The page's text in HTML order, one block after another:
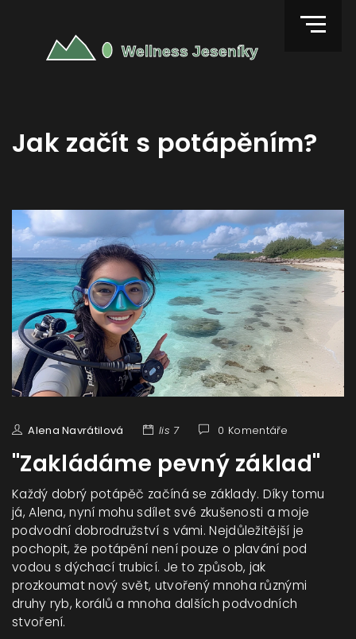
Jak začít s potápěním?
Alena Navrátilová lis 7 0 Komentáře
"Zakládáme pevný základ"
Každý dobrý potápěč začíná se základy. Díky tomu
já, Alena, nyní mohu sdílet své zkušenosti a moje
podvodní dobrodružství s vámi. Nejdůležitější je
pochopit, že potápění není pouze o plavání pod
vodou s dýchací trubicí. Je to způsob, jak
prozkoumat nový svět, utvořený mnoha různými
druhy ryb, korálů a mnoha dalších podvodních
stvoření.